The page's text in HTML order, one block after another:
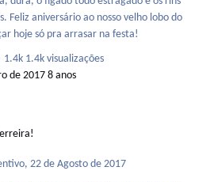
do
hoje só pra arrasar na festa!
1.4k visualizações
de 20178 anos
,22 de Agosto de 2017